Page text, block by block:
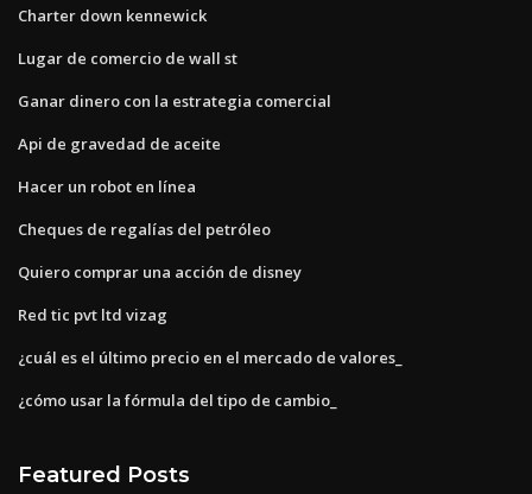
Charter down kennewick
Lugar de comercio de wall st
Ganar dinero con la estrategia comercial
Api de gravedad de aceite
Hacer un robot en línea
Cheques de regalías del petróleo
Quiero comprar una acción de disney
Red tic pvt ltd vizag
¿cuál es el último precio en el mercado de valores_
¿cómo usar la fórmula del tipo de cambio_
Featured Posts